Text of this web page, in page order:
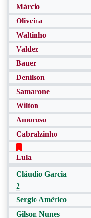
Márcio
Oliveira
Waltinho
Valdez
Bauer
Denílson
Samarone
Wilton
Amoroso
Cabralzinho
Lula
Cláudio Garcia
2
Sergio Américo
Gilson Nunes